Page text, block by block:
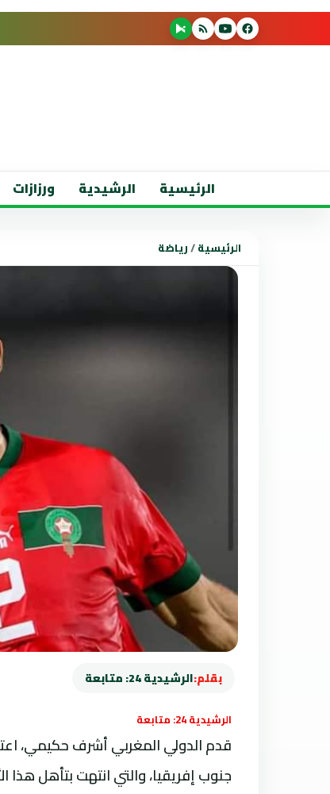
الرئيسية الرشيدية ورزازات
الرئيسية/رياضة
بقلم:الرشيدية 24: متابعة
الرشيدية 24: متابعة
قدم الدولي المغربي أشرف حكيمي،
جنوب إفريقيا، والتي انتهت بتأهل هذا